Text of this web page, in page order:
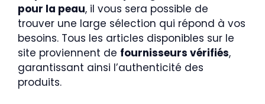
pour la peau, il vous sera possible de
trouver une large sélection qui répond à vos
besoins. Tous les articles disponibles sur le
site proviennent de fournisseurs vérifiés,
garantissant ainsi l’authenticité des
produits.